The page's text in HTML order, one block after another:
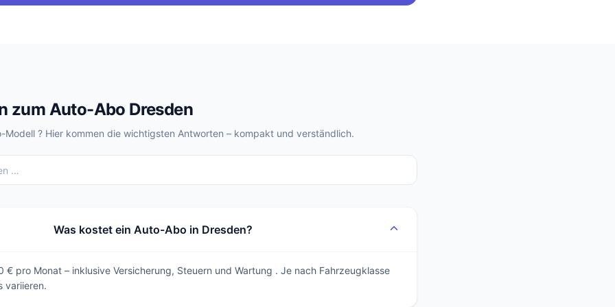
zum Auto-Abo Dresden
Modell ? Hier kommen die wichtigsten Antworten – kompakt und verständlich.
Was kostet ein Auto-Abo in Dresden?
€ pro Monat – inklusive Versicherung, Steuern und Wartung . Je nach Fahrzeugklasse
variieren.